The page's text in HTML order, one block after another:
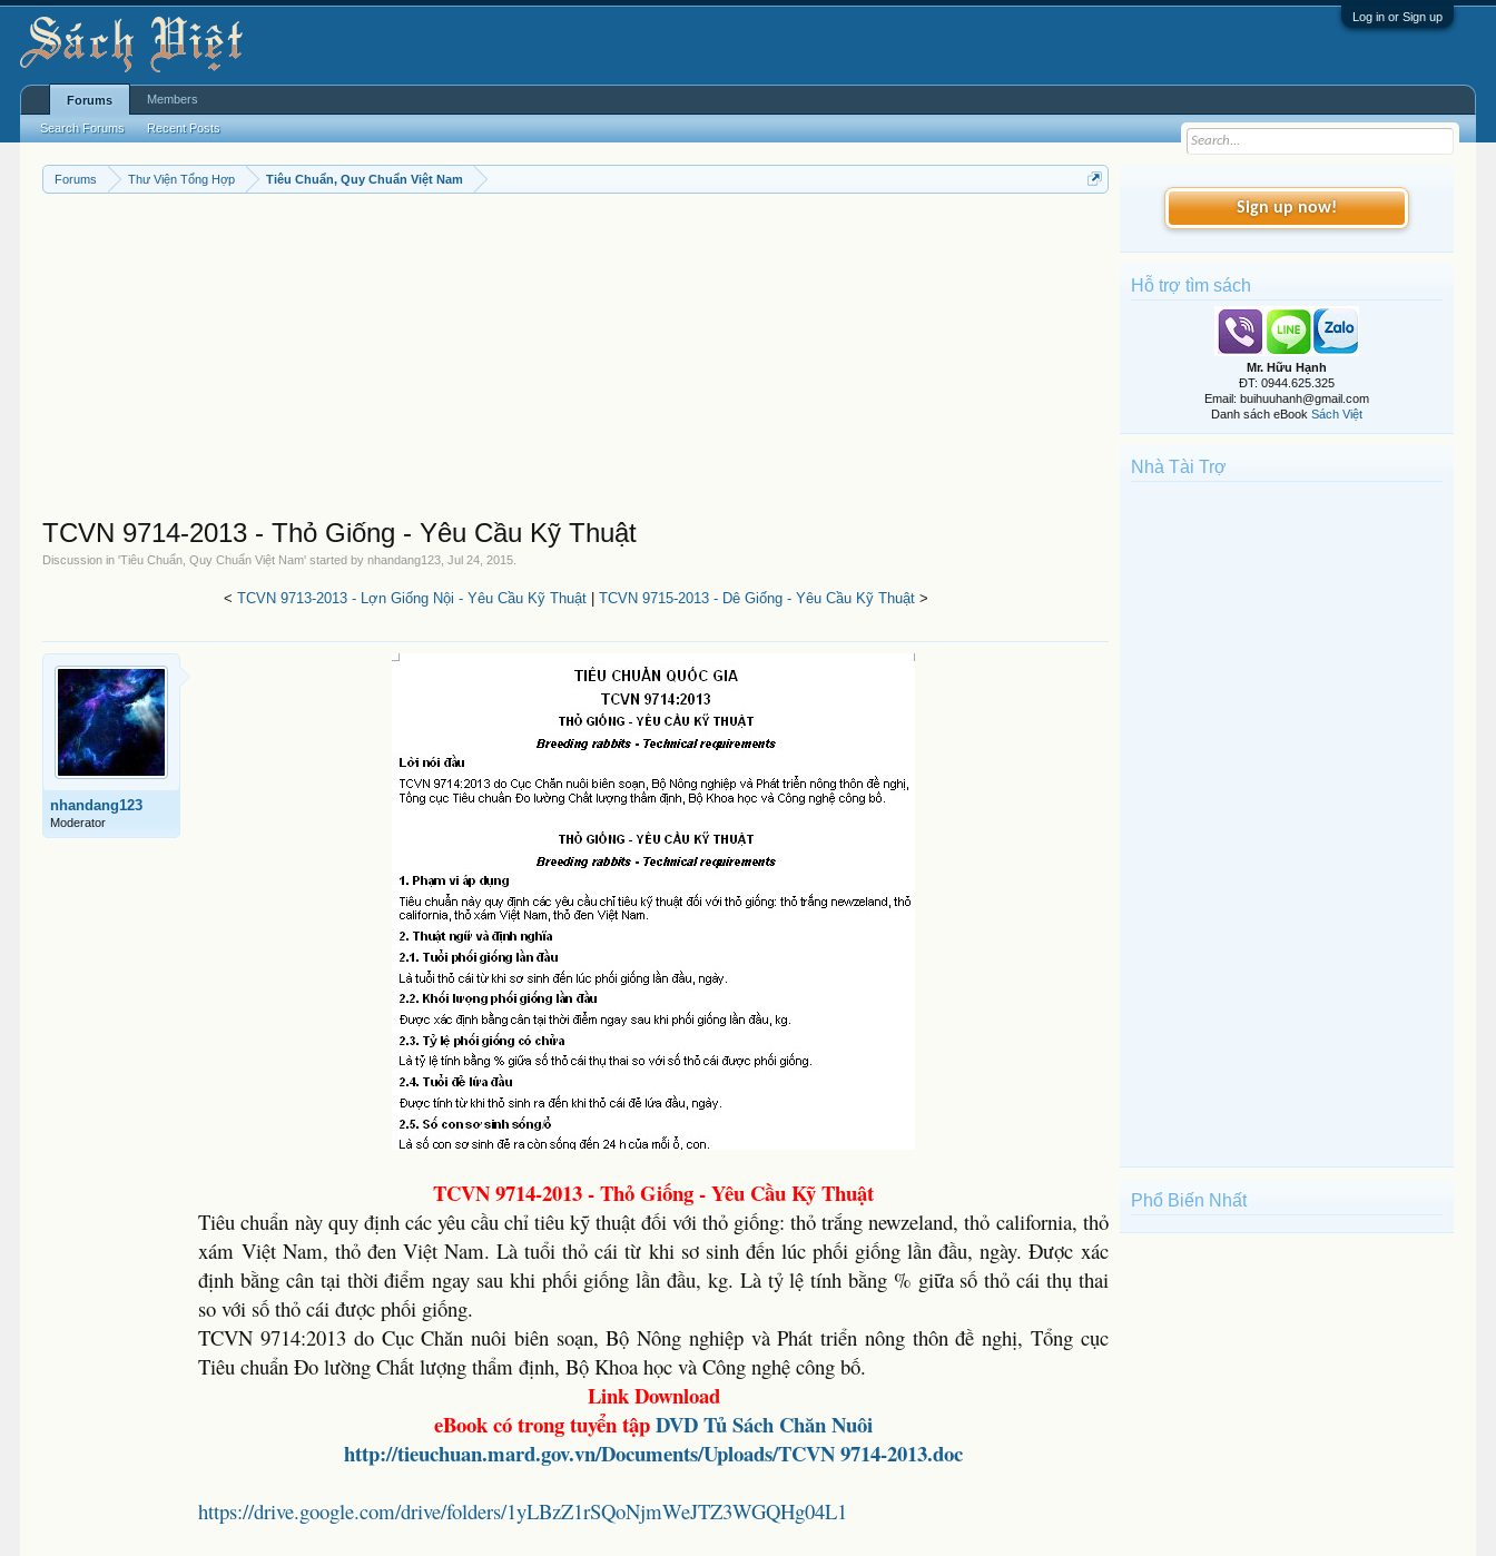
Log in or Sign up
Forums Thư Viện Tổng Hợp Tiêu Chuẩn, Quy Chuẩn Việt Nam
TCVN 9714-2013 - Thỏ Giống - Yêu Cầu Kỹ Thuật
Discussion in 'Tiêu Chuẩn, Quy Chuẩn Việt Nam' started bynhandang123 ,Jul 24, 2015
< TCVN 9713-2013 - Lợn Giống Nội - Yêu Cầu Kỹ Thuật| TCVN 9715-2013 - Dê Giống - Yêu Cầu Kỹ Thuật>
nhandang123
Moderator
TCVN 9714-2013 - Thỏ Giống - Yêu Cầu Kỹ Thuật
Tiêu chuẩn này quy định các yêu cầu chỉ tiêu kỹ thuật đối với thỏ giống: thỏ trắng newzeland, thỏ california, thỏ
xám Việt Nam, thỏ đen Việt Nam. Là tuổi thỏ cái từ khi sơ sinh đến lúc phối giống lần đầu, ngày. Được xác
định bằng cân tại thời điểm ngay sau khi phối giống lần đầu, kg. Là tỷ lệ tính bằng % giữa số thỏ cái thụ thai
so với số thỏ cái được phối giống.
TCVN 9714:2013 do Cục Chăn nuôi biên soạn, Bộ Nông nghiệp và Phát triển nông thôn đề nghị, Tổng cục
Tiêu chuẩn Đo lường Chất lượng thẩm định, Bộ Khoa học và Công nghệ công bố.
Link Download
eBook có trong tuyển tậpDVDTủ Sách Chăn Nuôi
http://tieuchuan.mard.gov.vn/Documents/Uploads/TCVN 9714-2013.doc
https://drive.google.com/drive/folders/1yLBzZ1rSQoNjmWeJTZ3WGQHg04L1
Sign up now!
Hỗ trợ tìm sách
Mr. Hữu Hạnh
ĐT: 0944.625.325
Email: buihuuhanh@gmail.com
Danh sách eBook Sách Việt
Nhà Tài Trợ
Phổ Biến Nhất
Forums
Search Forums Recent Posts
Members